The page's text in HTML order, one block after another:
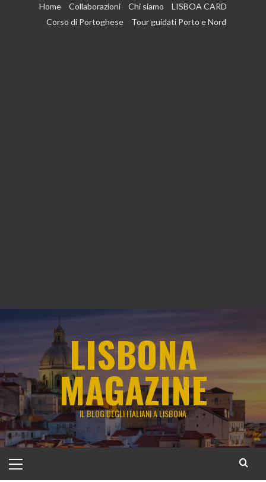
Home Collaborazioni Chi siamo
LISBOA CARD
Corso di Portoghese
Tour guidati Porto e Nord
LISBONA
MAGAZINE
IL BLOG DEGLI ITALIANI A LISBONA
principale